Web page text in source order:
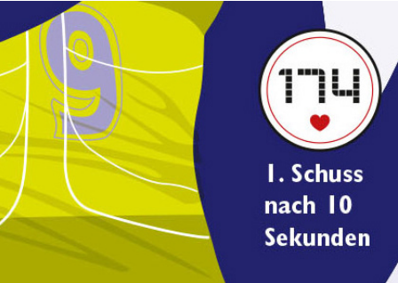
DIE ZEIT